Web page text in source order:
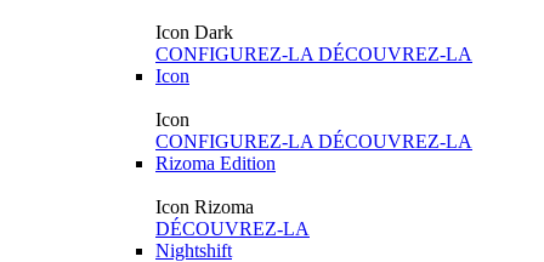
Icon Dark
CONFIGUREZ-LA DÉCOUVREZ-LA
Icon
Icon
CONFIGUREZ-LA DÉCOUVREZ-LA
Rizoma Edition
Icon Rizoma
DÉCOUVREZ-LA
Nightshift